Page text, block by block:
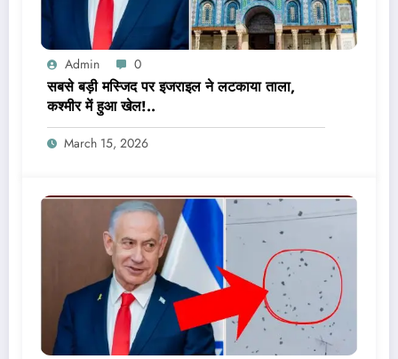
Admin 0
सबसे बड़ी मस्जिद पर इजराइल ने लटकाया ताला,
कश्मीर में हुआ खेल!..
March 15, 2026